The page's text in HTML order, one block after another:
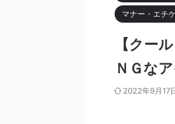
マナー・エチ
【クー
ＮＧな
2022年9月17